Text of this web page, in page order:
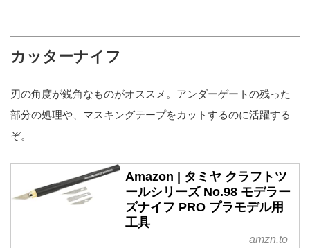
カッターナイフ
刃の角度が鋭角なものがオススメ。アンダーゲートの残った
部分の処理や、マスキングテープをカットするのに活躍する
ぞ。
Amazon | タミヤ クラフトツ
ールシリーズ No.98 モデラー
ズナイフ PRO プラモデル用
工具
amzn.to